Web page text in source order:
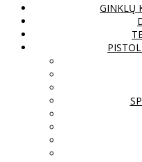
GINKLŲ